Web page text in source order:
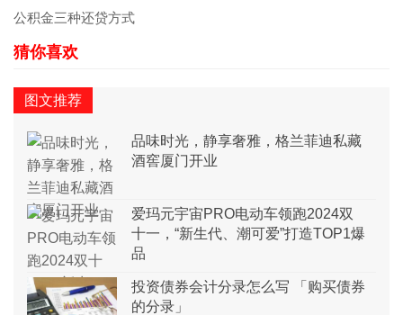
公积金三种还贷方式
图文推荐
品味时光，静享奢雅，格兰菲迪私藏
酒窖厦门开业
爱玛元宇宙PRO电动车领跑2024双
十一，“新生代、潮可爱”打造TOP1爆
品
投资债券会计分录怎么写 「购买债券
的分录」